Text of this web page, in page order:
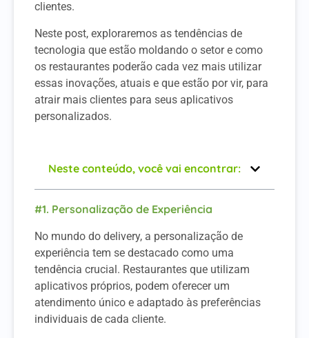
clientes.
Neste post, exploraremos as tendências de
tecnologia que estão moldando o setor e como
os restaurantes poderão cada vez mais utilizar
essas inovações, atuais e que estão por vir, para
atrair mais clientes para seus aplicativos
personalizados.
Neste conteúdo, você vai encontrar:
#1. Personalização de Experiência
No mundo do delivery, a personalização de
experiência tem se destacado como uma
tendência crucial. Restaurantes que utilizam
aplicativos próprios, podem oferecer um
atendimento único e adaptado às preferências
individuais de cada cliente.